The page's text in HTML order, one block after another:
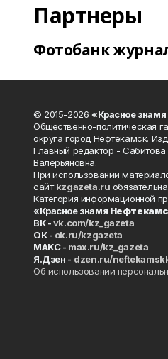
Партнеры
Фотобанк
© 2015-2026 «Красное
Общественно-политическая
округа город Нефтекамск.
Главный редактор -
Валерьяновна.
При использовании
сайтkzgazeta.ru обязательна.
Категория информационной
«Красное знамя
ВК -vk.com/kz_gazeta
ОК - ok.ru/kzgazeta
MAKC - max.ru/kz_gazeta
Я.Дзен - dzen.ru/
Об использовании